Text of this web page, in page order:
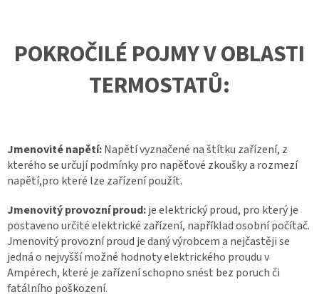
POKROČILÉ POJMY V OBLASTI
TERMOSTATŮ:
Jmenovité napětí:Napětí vyznačené na štítku zařízení, z
kterého se určují podmínky pro napěťové zkoušky a rozmezí
napětí,pro které lze zařízení použít.
Jmenovitý provozní proud:je elektrický proud, pro který je
postaveno určité elektrické zařízení, například osobní počítač.
Jmenovitý provozní proud je daný výrobcem a nejčastěji se
jedná o nejvyšší možné hodnoty elektrického proudu v
Ampérech, které je zařízení schopno snést bez poruch či
fatálního poškození.